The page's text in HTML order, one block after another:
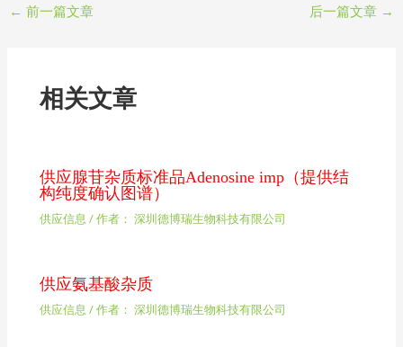
← 前一篇文章 后一篇文章 →
相关文章
供应腺苷杂质标准品Adenosine imp（提供结
构纯度确认图谱）
供应信息 / 作者： 深圳德博瑞生物科技有限公司
供应氨基酸杂质
供应信息 / 作者： 深圳德博瑞生物科技有限公司